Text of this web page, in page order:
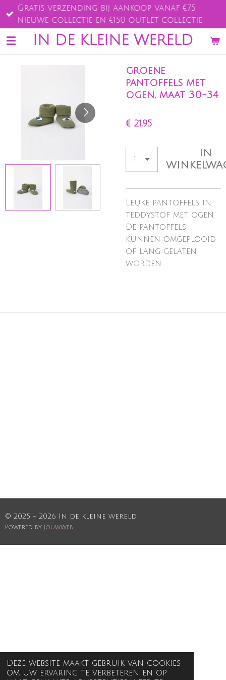
Deze website maakt gebruik van cookies
om uw ervaring te verbeteren en op
Ga
direct
naar
de
IN DE KLEINE WERELD
Gratis verzending bij aankoop vanaf €75
nieuwe collectie en €150 outlet collectie
groene
pantoffels met
ogen, maat 30-34
€ 21,95
IN
Leuke pantoffels in
teddystof met ogen.
De pantoffels
kunnen omgeplooid
of lang gelaten
worden.
© 2025 - 2026 In de kleine wereld
Powered by JouwWeb